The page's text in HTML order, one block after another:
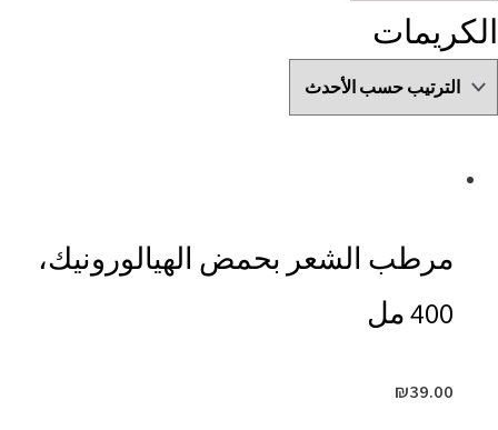
الكريمات
مرطب الشعر بحمض الهيالورونيك،
400 مل
₪39.00